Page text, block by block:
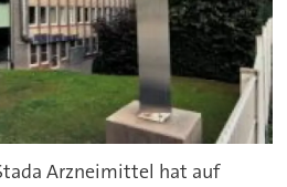
Arzneimittel hat auf